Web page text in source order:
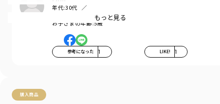
年代:30代
男の子
お子さまの年齢:5歳
参考になった 1 LIKE! 1
購入商品
ありながら、身体に程よくフィットするデザインに♪
対象年齢のお子様、数名にご協力いただき、
なんども修正を重ねシルエットをアップデート！
きれいなシルエットでスタイル良く、
男女兼用で使って頂けます。
もっと見る